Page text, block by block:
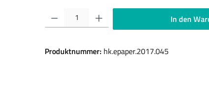
Produkt Anzahl: Gib den gewünschten Wert ein oder
In den
Produktnummer: hk.epaper.2017.045